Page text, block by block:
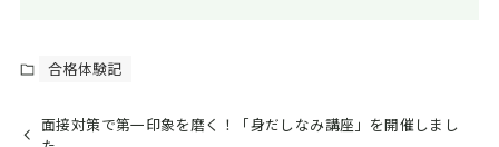
合格体験記
面接対策で第一印象を磨く！「身だしなみ講座」を開催しまし